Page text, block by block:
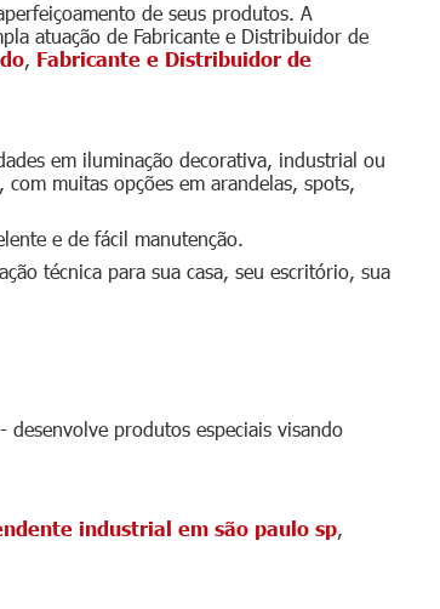
de seus produtos. A
atuação de Fabricante e Distribuidor de
, Fabricante e Distribuidor de
em iluminação decorativa, industrial ou
muitas opções em arandelas, spots,
e de fácil manutenção.
técnica para sua casa, seu escritório, sua
- desenvolve produtos especiais visando
industrial em são paulo sp,